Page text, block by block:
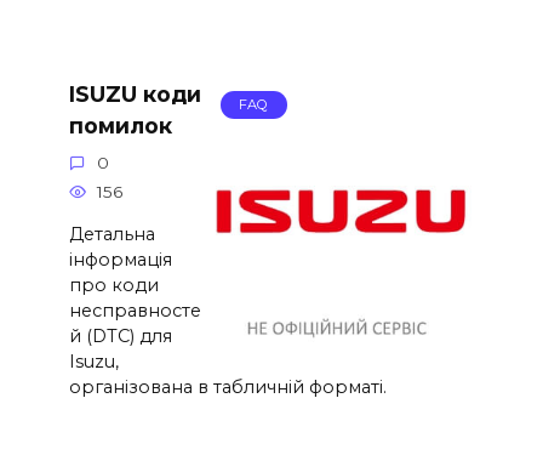
FAQ
ISUZU коди
помилок
0
156
Детальна
інформація
про коди
несправносте
й (DTC) для
Isuzu,
організована в табличній форматі.